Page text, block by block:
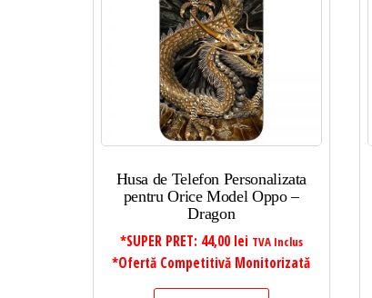
Husa de Telefon Personalizata
pentru Orice Model Oppo –
Dragon
*SUPER PRET: 44,00 lei TVA Inclus
*Ofertă Competitivă Monitorizată